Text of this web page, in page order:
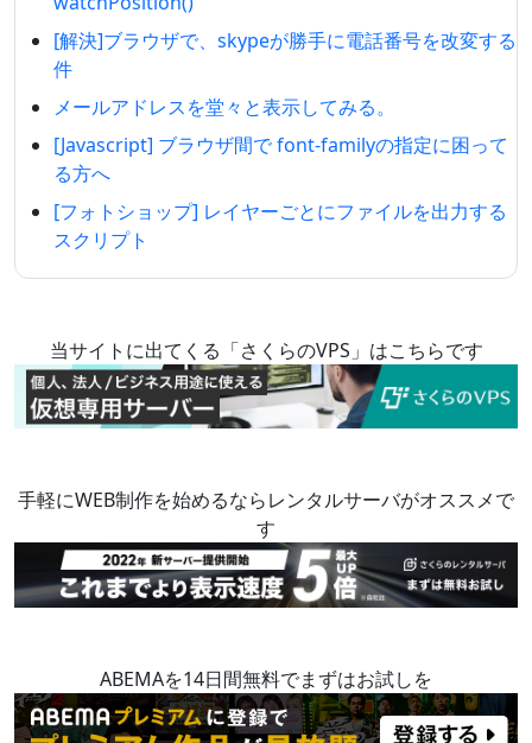
[解決]ブラウザで、skypeが勝手に電話番号を改変する
件
メールアドレスを堂々と表示してみる。
[Javascript] ブラウザ間で font-familyの指定に困って
る方へ
[フォトショップ] レイヤーごとにファイルを出力する
スクリプト
当サイトに出てくる「さくらのVPS」はこちらです
手軽にWEB制作を始めるならレンタルサーバがオススメで
す
ABEMAを14日間無料でまずはお試しを